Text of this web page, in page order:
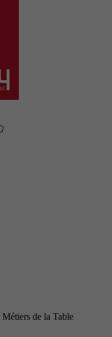
de la Table